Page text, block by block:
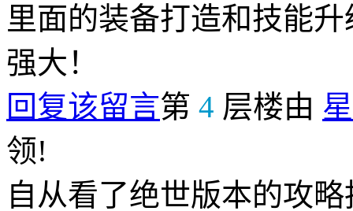
里面的装备打造和技能
强大！
回复该留言第 4 层楼由
领!
自从看了绝世版本的攻